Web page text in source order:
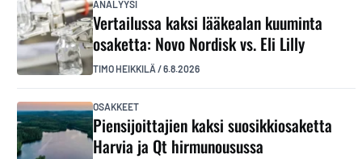
ANALYYSI
Vertailussa kaksi lääkealan kuuminta
osaketta: Novo Nordisk vs. Eli Lilly
TIMO HEIKKILÄ /6.8.2026
OSAKKEET
Piensijoittajien kaksi suosikkiosaketta
Harvia ja Qt hirmunousussa